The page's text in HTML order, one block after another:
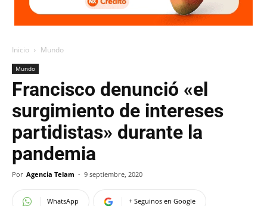
Inicio Mundo
Mundo
Francisco denunció «el
surgimiento de intereses
partidistas» durante la
pandemia
Por Agencia Telam - 9 septiembre, 2020
WhatsApp + Seguinos en Google